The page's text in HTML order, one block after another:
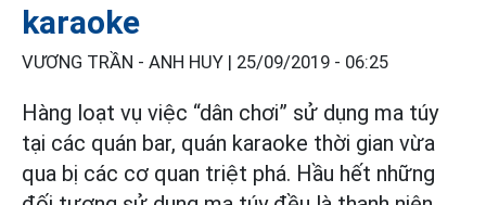
karaoke
VƯƠNG TRẦN - ANH HUY | 25/09/2019 - 06:25
Hàng loạt vụ việc “dân chơi” sử dụng ma túy
tại các quán bar, quán karaoke thời gian vừa
qua bị các cơ quan triệt phá. Hầu hết những